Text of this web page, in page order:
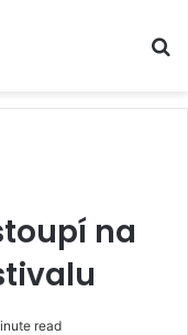
na
read